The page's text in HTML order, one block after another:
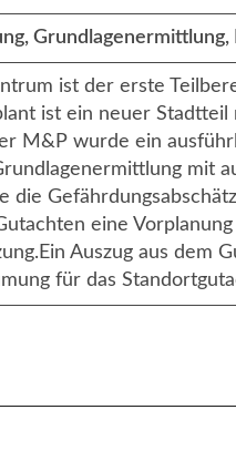
Grundlagenermittlung,
ist der erste
ist ein neuer
M&P wurde ein
mit
die
eine
Auszug aus dem
für das